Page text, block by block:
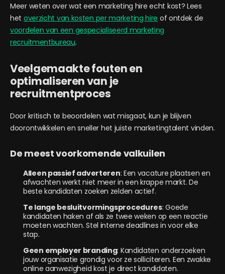
Meer weten over wat een marketing hire echt kost? Lees
het overzicht van kosten per marketing hire of ontdek de
voordelen van een gespecialiseerd marketing
recruitmentbureau.
Veelgemaakte fouten en
optimaliseren van je
recruitmentproces
Door kritisch te beoordelen wat misgaat, kun je blijven
doorontwikkelen en sneller het juiste marketingtalent vinden.
De meest voorkomende valkuilen
Alleen passief adverteren: Een vacature plaatsen en
afwachten werkt niet meer in een krappe markt. De
beste kandidaten zoeken zelden actief.
Te lange besluitvormingsprocedures: Goede
kandidaten haken af als ze twee weken op een reactie
moeten wachten. Stel interne deadlines in voor elke
stap.
Geen employer branding: Kandidaten onderzoeken
jouw organisatie grondig voor ze solliciteren. Een zwakke
online aanwezigheid kost je direct kandidaten.